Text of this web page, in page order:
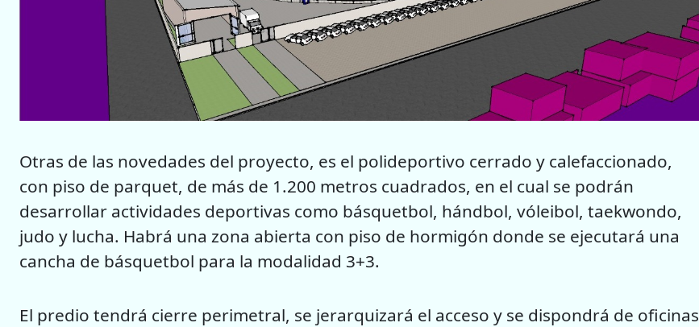
Otras de las novedades del proyecto, es el polideportivo cerrado y calefaccionado,
con piso de parquet, de más de 1.200 metros cuadrados, en el cual se podrán
desarrollar actividades deportivas como básquetbol, hándbol, vóleibol, taekwondo,
judo y lucha. Habrá una zona abierta con piso de hormigón donde se ejecutará una
cancha de básquetbol para la modalidad 3+3.
El predio tendrá cierre perimetral, se jerarquizará el acceso y se dispondrá de oficinas